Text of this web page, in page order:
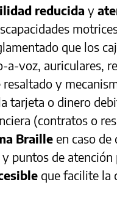
reducida y
que los
a-voz, auriculares,
y
tarjeta o dinero
(contratos o
Braille en caso
puntos de
que facilite la